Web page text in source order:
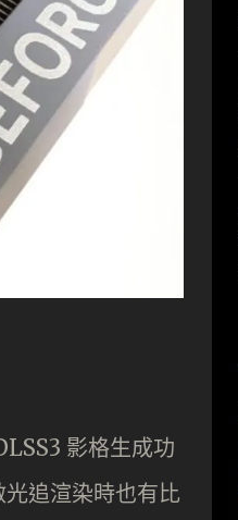
影格生成功
追渲染時也有比